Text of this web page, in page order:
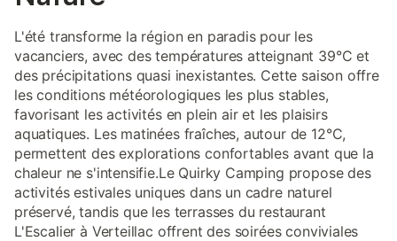
L'été transforme la région en paradis pour les
vacanciers, avec des températures atteignant 39°C et
des précipitations quasi inexistantes. Cette saison offre
les conditions météorologiques les plus stables,
favorisant les activités en plein air et les plaisirs
aquatiques. Les matinées fraîches, autour de 12°C,
permettent des explorations confortables avant que la
chaleur ne s'intensifie.Le Quirky Camping propose des
activités estivales uniques dans un cadre naturel
préservé, tandis que les terrasses du restaurant
L'Escalier à Verteillac offrent des soirées conviviales